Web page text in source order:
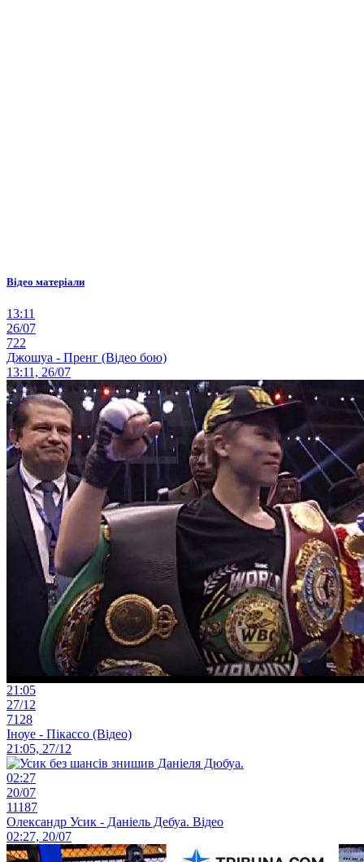
Відео матеріали
13:11
26/07
722
Джошуа - Пренг (Відео бою)
13:11, 26/07
21:05
27/12
7128
Іноуе - Пікассо (Відео)
21:05, 27/12
02:27
20/07
11187
Олександр Усик - Даніель Дебуа. Відео
02:27, 20/07